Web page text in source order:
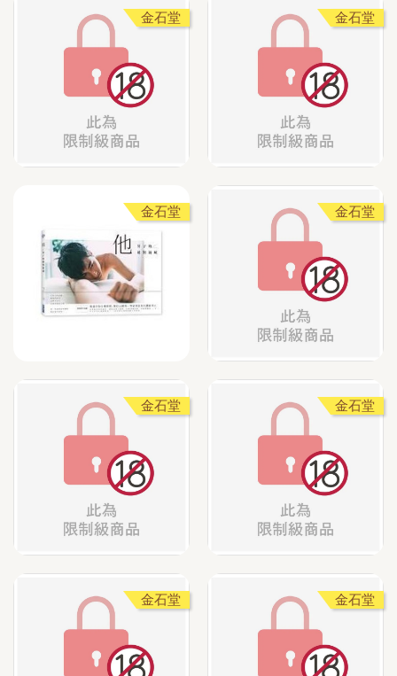
金石堂 金石堂
金石堂 金石堂
金石堂 金石堂
金石堂 金石堂